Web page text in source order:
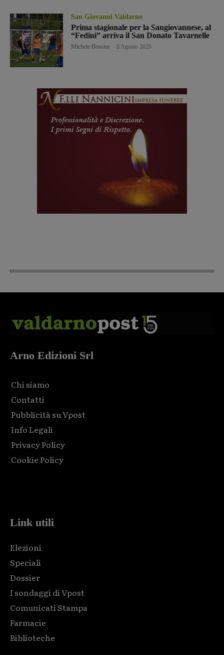
San Giovanni Valdarno
Prima stagionale per la Sangiovannese, al
“Fedini” arriva il San Donato Tavarnelle
Michele Bossini 8 Agosto 2026
Arno Edizioni Srl
Chi siamo
Contatti
Pubblicità su Vpost
Info Legali
Privacy Policy
Cookie Policy
Link utili
Elezioni
Speciali
Dossier
I sondaggi di Vpost
Comunicati Stampa
Farmacie
Biblioteche